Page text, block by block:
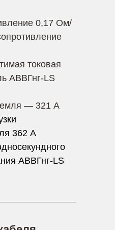
0,17 Ом/
токовая
АВВГнг-LS
— 321 А
362 А
АВВГнг-LS